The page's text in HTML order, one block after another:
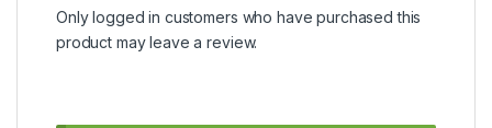
Only logged in customers who have purchased this
product may leave a review.